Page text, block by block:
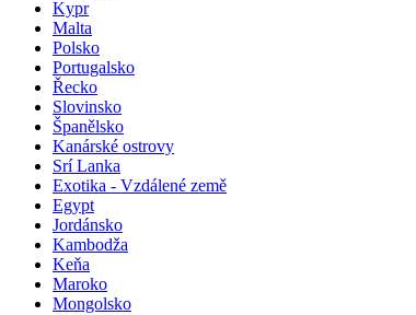
Kypr
Malta
Polsko
Portugalsko
Řecko
Slovinsko
Španělsko
Kanárské ostrovy
Srí Lanka
Exotika - Vzdálené země
Egypt
Jordánsko
Kambodža
Keňa
Maroko
Mongolsko